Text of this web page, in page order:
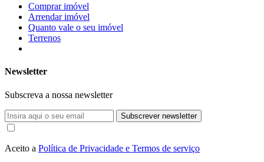
Comprar imóvel
Arrendar imóvel
Quanto vale o seu imóvel
Terrenos
Newsletter
Subscreva a nossa newsletter
Subscrever newsletter
Aceito a Política de Privacidade e Termos de serviço